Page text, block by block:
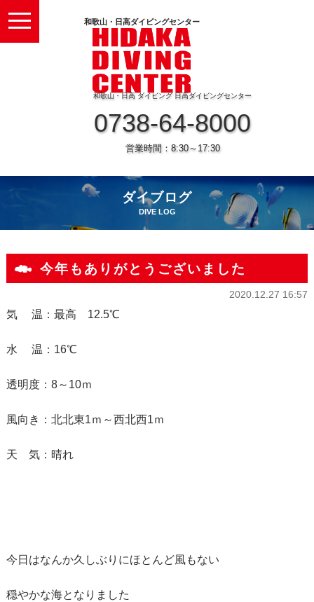
toggle
navigation
和歌山・日高ダイビングセンター
和歌山・日高 ダイビング 日高ダイビングセンター
0738-64-8000
営業時間：8:30～17:30
ダイブログ
DIVE LOG
今年もありがとうございました
2020.12.27 16:57
気 温：最高 12.5℃
水 温：16℃
透明度：8～10ｍ
風向き：北北東1ｍ～西北西1ｍ
天 気：晴れ
今日はなんか久しぶりにほとんど風もない
穏やかな海となりました